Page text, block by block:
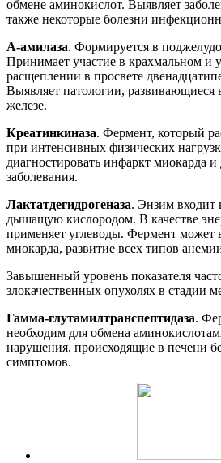
обмене аминокислот. Выявляет
также некоторые болезни
Α-амилаза. Формируется в
Принимает участие в крахмальном и
расщеплении в просвете
Выявляет патологии, развивающиеся
железе.
Креатинкиназа. Фермент, который
при интенсивных физических
диагностировать инфаркт миокарда
заболевания.
Лактатдегидрогеназа. Энзим входит
дышащую кислородом. В качестве
применяет углеводы. Фермент может
миокарда, развитие всех типов
Завышенный уровень показателя
злокачественных опухолях в стадии
Гамма-глутамилтранспептидаза.
необходим для обмена
нарушения, происходящие в печени
симптомов.